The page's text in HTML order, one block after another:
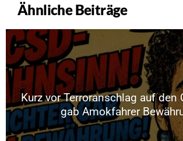
Ähnliche Beiträge
Kurz vor Terroranschlag auf den
gab Amokfahrer